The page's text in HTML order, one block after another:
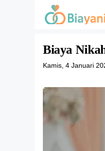
Biaya
Kamis, 4 Januari